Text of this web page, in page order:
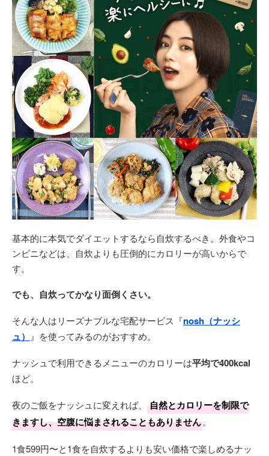
基本的に本気でダイエットするなら自炊するべき。外食やコ
ンビニなどは、自炊よりも圧倒的にカロリーが高いからで
す。
でも、自炊ってかなり面倒くさい。
そんな人はリーズナブルな宅配サービス『nosh（ナッシ
ュ） 』を使ってみるのがおすすめ。
ナッシュで利用できるメニューのカロリーは平均で400kcal
ほど。
夜のご飯をナッシュに変えれば、
自然とカロリーを制限で
きますし、空腹に悩まされることもありません。
1食599円〜と1食を自炊するよりも安い価格で楽しめるナッ